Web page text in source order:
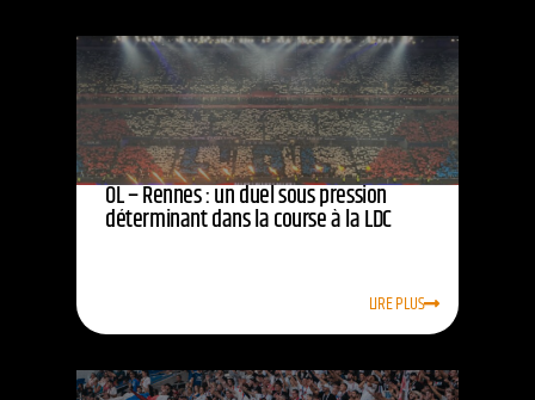
OL – Rennes : un duel sous pression
déterminant dans la course à la LDC
LIRE PLUS